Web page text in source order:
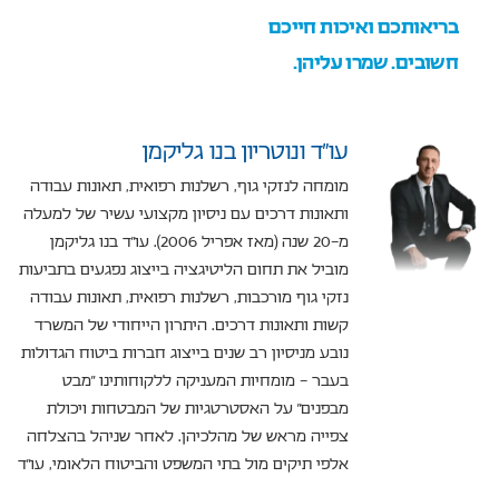
בריאותכם ואיכות חייכם
חשובים. שמרו עליהן.
עו”ד ונוטריון בנו גליקמן
מומחה לנזקי גוף, רשלנות רפואית, תאונות עבודה
ותאונות דרכים עם ניסיון מקצועי עשיר של למעלה
מ-20 שנה (מאז אפריל 2006). עו"ד בנו גליקמן
מוביל את תחום הליטיגציה בייצוג נפגעים בתביעות
נזקי גוף מורכבות, רשלנות רפואית, תאונות עבודה
קשות ותאונות דרכים. היתרון הייחודי של המשרד
נובע מניסיון רב שנים בייצוג חברות ביטוח הגדולות
בעבר – מומחיות המעניקה ללקוחותינו "מבט
מבפנים" על האסטרטגיות של המבטחות ויכולת
צפייה מראש של מהלכיהן. לאחר שניהל בהצלחה
אלפי תיקים מול בתי המשפט והביטוח הלאומי, עו"ד